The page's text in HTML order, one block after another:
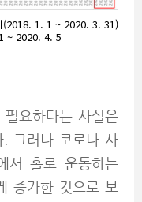
(2018. 1. 1 ~ 2020. 3. 31)
~ 2020. 4. 5
요하다는 사실은
그러나 코로나 사
서 홀로 운동하는
증가한 것으로 보